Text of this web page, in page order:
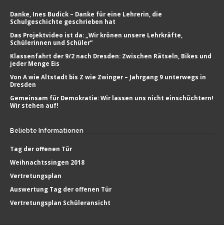
Danke, Ines Budick – Danke für eine Lehrerin, die
Schulgeschichte geschrieben hat
Das Projektvideo ist da: „Wir krönen unsere Lehrkräfte,
Schülerinnen und Schüler“
Klassenfahrt der 9/2 nach Dresden: Zwischen Rätseln, Bikes und
jeder Menge Eis
Von A wie Altstadt bis Z wie Zwinger – Jahrgang 9 unterwegs in
Dresden
Gemeinsam für Demokratie: Wir lassen uns nicht einschüchtern!
Wir stehen auf!
Beliebte Informationen
Tag der offenen Tür
Weihnachtssingen 2018
Vertretungsplan
Auswertung Tag der offenen Tür
Vertretungsplan Schüleransicht